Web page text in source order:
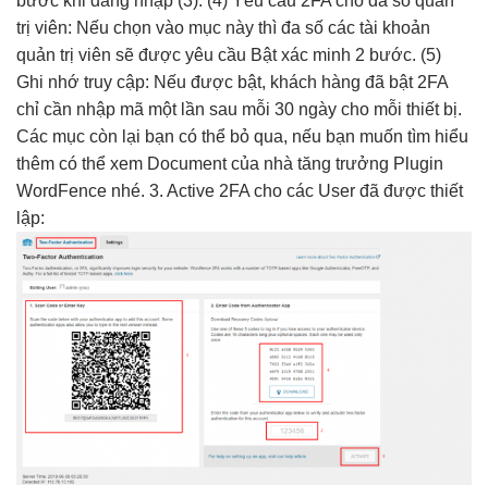
trị viên: Nếu chọn vào mục này thì đa số các tài khoản
quản trị viên sẽ được yêu cầu Bật xác minh 2 bước. (5)
Ghi nhớ truy cập: Nếu được bật, khách hàng đã bật 2FA
chỉ cần nhập mã một lần sau mỗi 30 ngày cho mỗi thiết bị.
Các mục còn lại bạn có thể bỏ qua, nếu bạn muốn tìm hiểu
thêm có thể xem Document của nhà tăng trưởng Plugin
WordFence nhé. 3. Active 2FA cho các User đã được thiết
lập: